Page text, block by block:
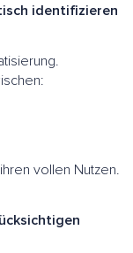
identifizieren
vollen Nutzen.